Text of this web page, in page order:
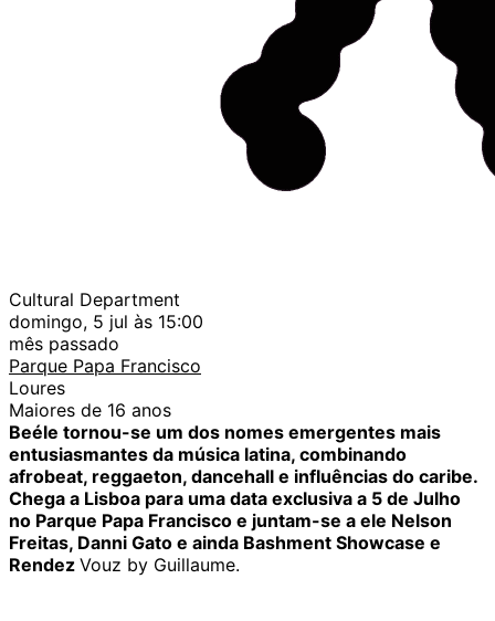
Cultural Department
domingo, 5 jul às 15:00
mês passado
Parque Papa Francisco
Loures
Maiores de 16 anos
Beéle tornou-se um dos nomes emergentes mais
entusiasmantes da música latina, combinando
afrobeat, reggaeton, dancehall e influências do caribe.
Chega a Lisboa para uma data exclusiva a 5 de Julho
no Parque Papa Francisco e juntam-se a ele Nelson
Freitas, Danni Gato e ainda Bashment Showcase e
Rendez Vouz by Guillaume.